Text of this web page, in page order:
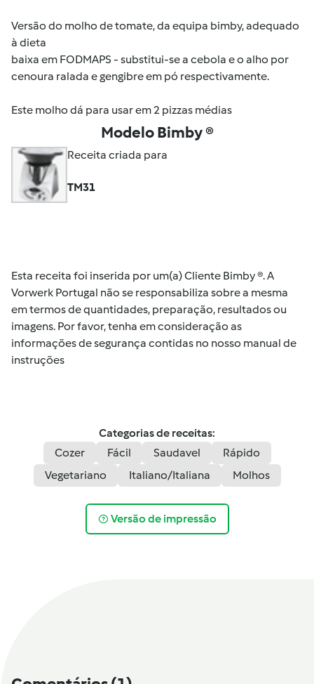
Versão do molho de tomate, da equipa bimby, adequado
à dieta
baixa em FODMAPS - substitui-se a cebola e o alho por
cenoura ralada e gengibre em pó respectivamente.
Este molho dá para usar em 2 pizzas médias
Modelo Bimby ®
Receita criada para
TM31
Esta receita foi inserida por um(a) Cliente Bimby ®. A
Vorwerk Portugal não se responsabiliza sobre a mesma
em termos de quantidades, preparação, resultados ou
imagens. Por favor, tenha em consideração as
informações de segurança contidas no nosso manual de
instruções
Categorias de receitas:
Cozer
Fácil Saudavel
Rápido
Vegetariano
Italiano/Italiana Molhos
Versão de impressão